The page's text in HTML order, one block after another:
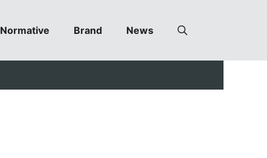
Normative Brand News